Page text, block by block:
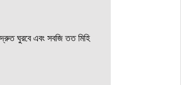
ঘুরবে এবং সবজি তত মিহি